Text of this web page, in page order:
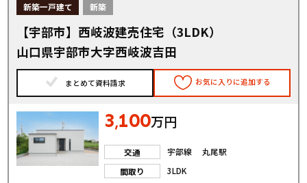
新築一戸建て 新築
【宇部市】西岐波建売住宅（3LDK）
山口県宇部市大字西岐波吉田
まとめて資料請求 お気に入りに追加する
3,100万円
交通
宇部線 丸尾駅
間取り
3LDK